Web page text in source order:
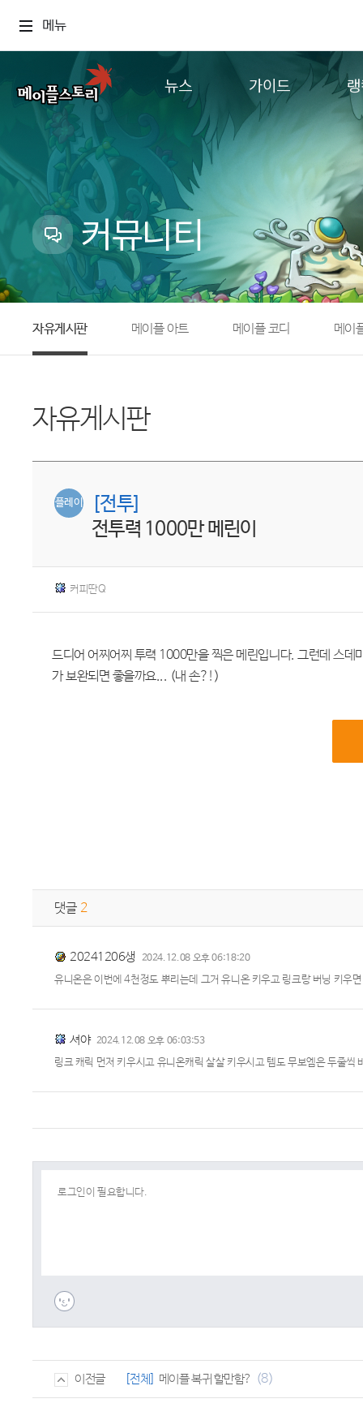
메뉴
뉴스
업데이트
이벤트
캐시샵 공지
메이플 알림판
with maple
가이드
추가정보
컨텐
커뮤니티
자유게시판 메이플 아트 메이플 코디 메이
자유게시판
플레이
[전투]
전투력 1000만 메린이
커피딴Q
드디어 어찌어찌 투력 1000만을 찍은 메린입니다. 그런데 스
가 보완되면 좋을까요... (내 손?!)
댓글 2
20241206생 2024.12.08 오후 06:18:20
유니온은 이번에 4천정도 뿌리는데 그거 유니온 키우고 링크랑 버닝 키우
셔야 2024.12.08 오후 06:03:53
링크 캐릭 먼저 키우시고 유니온캐릭 살살 키우시고 템도 무보엠은 두줄씩
이전글 [전체] 메이플 복귀 할만함? (8)